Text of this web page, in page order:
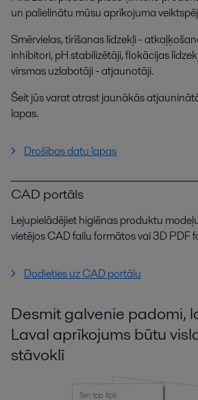
un palielinātu mūsu aprīkojuma
Smērvielas, tīrīšanas līdzekļi -
inhibitori, pH stabilizētāji, flokācijas
virsmas uzlabotāji - atjaunotāji.
Šeit jūs varat atrast jaunākās
lapas.
Drošības datu lapas
CAD portāls
Lejupielādējiet higiēnas produktu
vietējos CAD failu formātos vai 3D PDF
Dodieties uz CAD portālu
Desmit galvenie padomi,
Laval aprīkojums būtu
stāvoklī